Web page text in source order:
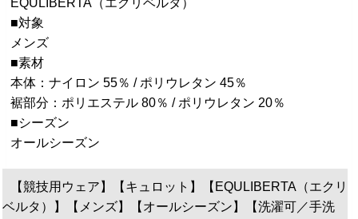
■対象
メンズ
■素材
本体：ナイロン 55％ / ポリウレタン 45％
裾部分：ポリエステル 80％ / ポリウレタン 20％
■シーズン
オールシーズン
【競技用ウェア】【キュロット】【EQULIBERTA（エクリ
ベルタ）】【メンズ】【オールシーズン】【洗濯可／手洗